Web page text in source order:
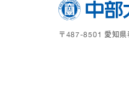
〒487-8501 愛知